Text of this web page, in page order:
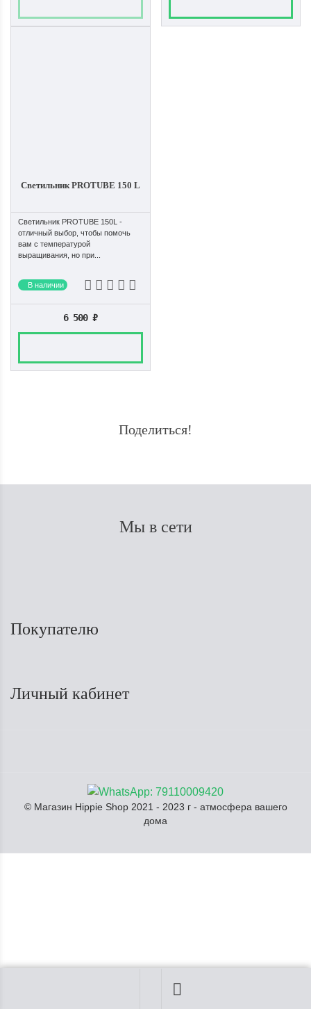
Светильник PROTUBE 150 L
Светильник PROTUBE 150L -
отличный выбор, чтобы помочь
вам с температурой
выращивания, но при...
В наличии
6 500₽
Поделиться!
Мы в сети
Покупателю
Личный кабинет
© Магазин Hippie Shop 2021 - 2023 г - атмосфера вашего
дома